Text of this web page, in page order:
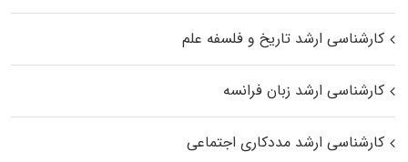
کارشناسی ارشد تاریخ و فلسفه علم
کارشناسی ارشد زبان فرانسه
کارشناسی ارشد مددکاری اجتماعی